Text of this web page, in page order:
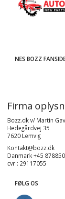
NES BOZZ
Firma
Bozz.dk v/ Martin
Hedegårdvej 35
7620 Lemvig
Kontakt@bozz.dk
Danmark +45
cvr : 29117055
FØLG OS